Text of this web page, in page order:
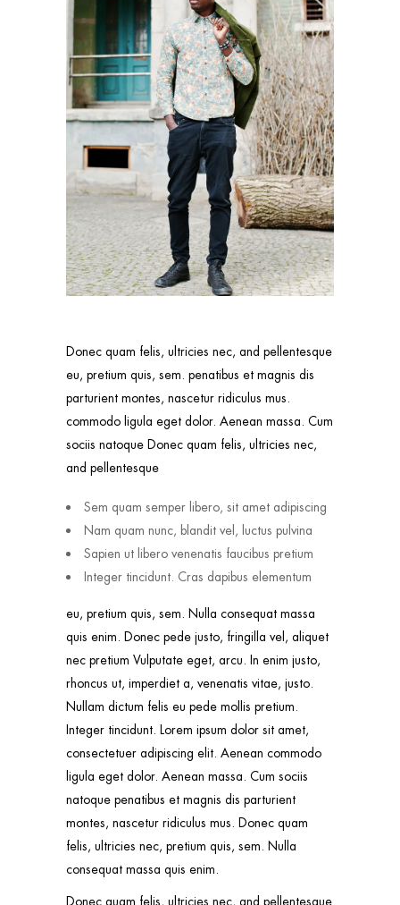
Donec quam felis, ultricies nec, and pellentesque
eu, pretium quis, sem. penatibus et magnis dis
parturient montes, nascetur ridiculus mus.
commodo ligula eget dolor. Aenean massa. Cum
sociis natoque Donec quam felis, ultricies nec,
and pellentesque
Sem quam semper libero, sit amet adipiscing
Nam quam nunc, blandit vel, luctus pulvina
Sapien ut libero venenatis faucibus pretium
Integer tincidunt. Cras dapibus elementum
eu, pretium quis, sem. Nulla consequat massa
quis enim. Donec pede justo, fringilla vel, aliquet
nec pretium Vulputate eget, arcu. In enim justo,
rhoncus ut, imperdiet a, venenatis vitae, justo.
Nullam dictum felis eu pede mollis pretium.
Integer tincidunt. Lorem ipsum dolor sit amet,
consectetuer adipiscing elit. Aenean commodo
ligula eget dolor. Aenean massa. Cum sociis
natoque penatibus et magnis dis parturient
montes, nascetur ridiculus mus. Donec quam
felis, ultricies nec, pretium quis, sem. Nulla
consequat massa quis enim.
Donec quam felis, ultricies nec, and pellentesque